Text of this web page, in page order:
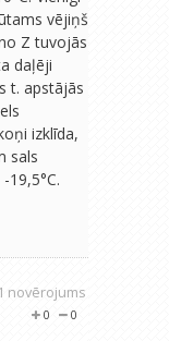
vējiņš
Z tuvojās
daļēji
t. apstājās
izklīda,
sals
19,5°C.
novērojums
0
0